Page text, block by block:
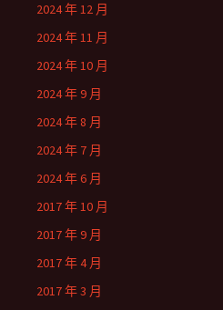
2024 年 12 月
2024 年 11 月
2024 年 10 月
2024 年 9 月
2024 年 8 月
2024 年 7 月
2024 年 6 月
2017 年 10 月
2017 年 9 月
2017 年 4 月
2017 年 3 月